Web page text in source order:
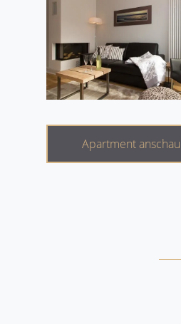
Apartment